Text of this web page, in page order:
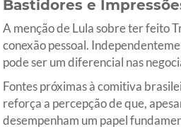
Bastidores e
A menção de Lula sobre ter feito
conexão pessoal.
pode ser um diferencial nas
Fontes próximas à comitiva
reforça a percepção de que,
desempenham um papel